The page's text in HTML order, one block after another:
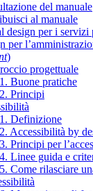
del manuale
al manuale
design per i
per
)
progettuale
Buone pratiche
Principi
Definizione
Accessibilità by
Principi per
Linee guida e
Come rilasciare